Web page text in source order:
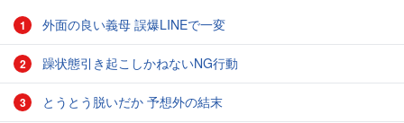
1 外面の良い義母 誤爆LINEで一変
2 躁状態引き起こしかねないNG行動
3 とうとう脱いだか 予想外の結末